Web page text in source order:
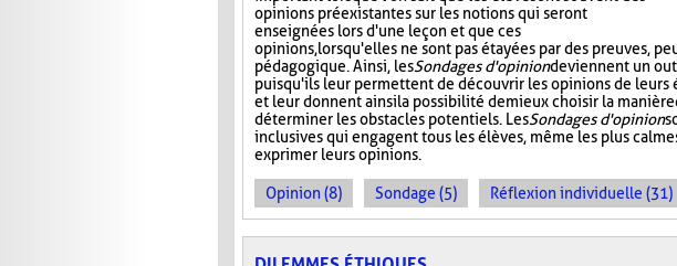
opinions préexistantes sur les notions qui seront
enseignées lors d'une leçon et que ces
opinions, lorsqu'elles ne sont pas étayées par des preuves,
pédagogique. Ainsi, lesSondages d'opiniondeviennent un
puisqu'ils leur permettent de découvrir les opinions de leurs
et leur donnent ainsi la possibilité de mieux choisir la
déterminer les obstacles potentiels. LesSondages d'opinion
inclusives qui engagent tous les élèves, même les plus
exprimer leurs opinions.
Opinion (8) Sondage (5) Réflexion individuelle (31)